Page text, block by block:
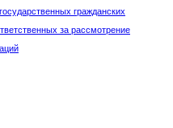
гражданских
за рассмотрение